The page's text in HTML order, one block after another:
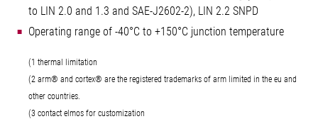
to LIN 2.0 and 1.3 and SAE-J2602-2), LIN 2.2 SNPD
Operating range of -40°C to +150°C junction temperature
(1 thermal limitation
(2 arm® and cortex® are the registered trademarks of arm limited in the eu and
other countries.
(3 contact elmos for customization